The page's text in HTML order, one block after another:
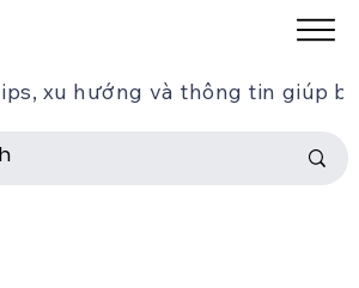
xu hướng và thông tin giúp